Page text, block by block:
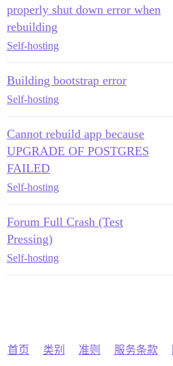
properly shut down error when
rebuilding
Self-hosting
Building bootstrap error
Self-hosting
Cannot rebuild app because
UPGRADE OF POSTGRES
FAILED
Self-hosting
Forum Full Crash (Test
Pressing)
Self-hosting
首页 类别 准则 服务条款